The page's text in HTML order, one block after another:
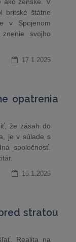
britské štátne
v Spojenom
svojho
17.1.2025
opatrenia
že zásah do
je v súlade s
spoločnosť.
15.1.2025
stratou
Realita na